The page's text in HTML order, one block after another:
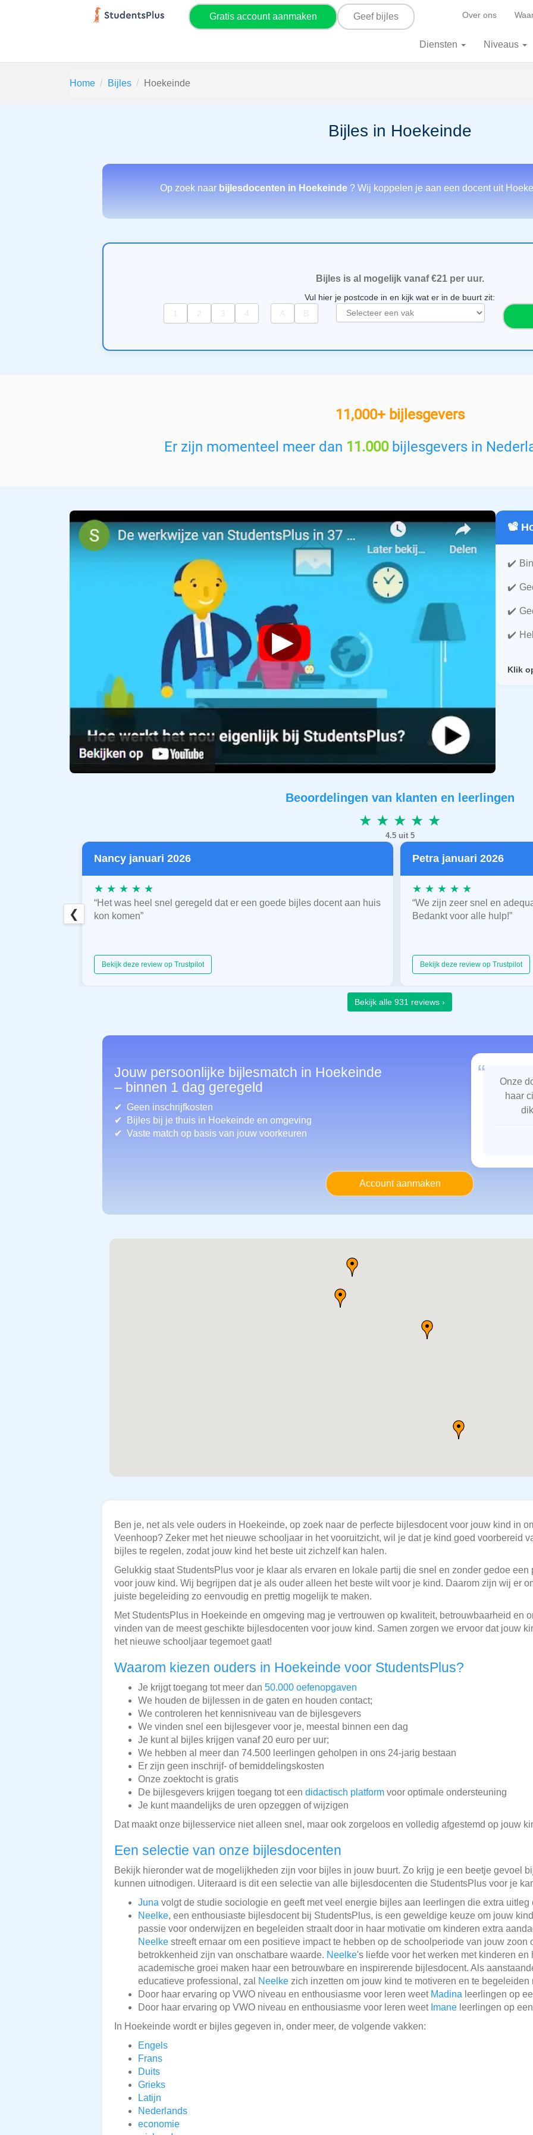
Gratis account aanmaken Geef bijles Over ons
Diensten Niveaus
Home Bijles Hoekeinde
Bijles in Hoekeinde
Op zoek naar bijlesdocenten in Hoekeinde ? Wij koppelen je aan een docent uit
Bijles is al mogelijk vanaf €21 per uur.
Vul hier je postcode in en kijk wat er in de buurt zit:
e
e
n
11,000+ bijlesgevers
Er zijn momenteel meer dan 11.000bijlesgevers in
▶
📽️
Klik
Beoordelingen van klanten en leerlingen
★ ★ ★ ★ ★
4.5 uit 5
Nancy januari 2026
★ ★ ★ ★ ★
“Het was heel snel geregeld dat er een goede bijles docent aan huis
kon komen”
Bekijk deze review op Trustpilot
Petra januari 2026
★ ★ ★ ★ ★
“We zijn zeer snel en
Bedankt voor alle hulp!”
Bekijk deze review op Trustpilot
❮
Bekijk alle 931 reviews ›
Jouw persoonlijke bijlesmatch in Hoekeinde
– binnen 1 dag geregeld
Geen inschrijfkosten
Bijles bij je thuis in Hoekeinde en omgeving
Vaste match op basis van jouw voorkeuren
“
Onze
haar
Account aanmaken
Ben je, net als vele ouders in Hoekeinde, op zoek naar de perfecte bijlesdocent voor jouw kind in
Veenhoop? Zeker met het nieuwe schooljaar in het vooruitzicht, wil je dat je kind goed voorbereid
bijles te regelen, zodat jouw kind het beste uit zichzelf kan halen.
Gelukkig staat StudentsPlus voor je klaar als ervaren en lokale partij die snel en zonder gedoe
voor jouw kind. Wij begrijpen dat je als ouder alleen het beste wilt voor je kind. Daarom zijn wij er
juiste begeleiding zo eenvoudig en prettig mogelijk te maken.
Met StudentsPlus in Hoekeinde en omgeving mag je vertrouwen op kwaliteit, betrouwbaarheid en
vinden van de meest geschikte bijlesdocenten voor jouw kind. Samen zorgen we ervoor dat jouw
het nieuwe schooljaar tegemoet gaat!
Waarom kiezen ouders in Hoekeinde voor StudentsPlus?
Je krijgt toegang tot meer dan 50.000 oefenopgaven
We houden de bijlessen in de gaten en houden contact;
We controleren het kennisniveau van de bijlesgevers
We vinden snel een bijlesgever voor je, meestal binnen een dag
Je kunt al bijles krijgen vanaf 20 euro per uur;
We hebben al meer dan 74.500 leerlingen geholpen in ons 24-jarig bestaan
Er zijn geen inschrijf- of bemiddelingskosten
Onze zoektocht is gratis
De bijlesgevers krijgen toegang tot een didactisch platform voor optimale ondersteuning
Je kunt maandelijks de uren opzeggen of wijzigen
Dat maakt onze bijlesservice niet alleen snel, maar ook zorgeloos en volledig afgestemd op jouw
Een selectie van onze bijlesdocenten
Bekijk hieronder wat de mogelijkheden zijn voor bijles in jouw buurt. Zo krijg je een beetje gevoel
kunnen uitnodigen. Uiteraard is dit een selectie van alle bijlesdocenten die StudentsPlus voor je
Juna volgt de studie sociologie en geeft met veel energie bijles aan leerlingen die extra
Neelke, een enthousiaste bijlesdocent bij StudentsPlus, is een geweldige keuze om jouw
passie voor onderwijzen en begeleiden straalt door in haar motivatie om kinderen extra
Neelke streeft ernaar om een positieve impact te hebben op de schoolperiode van jouw zoon
betrokkenheid zijn van onschatbare waarde. Neelke's liefde voor het werken met kinderen
academische groei maken haar een betrouwbare en inspirerende bijlesdocent. Als
educatieve professional, zal
Neelke zich inzetten om jouw kind te motiveren en te
Door haar ervaring op VWO niveau en enthousiasme voor leren weet Madina leerlingen op
Door haar ervaring op VWO niveau en enthousiasme voor leren weet Imane leerlingen op
In Hoekeinde wordt er bijles gegeven in, onder meer, de volgende vakken:
Engels
Frans
Duits
Grieks
Latijn
Nederlands
economie